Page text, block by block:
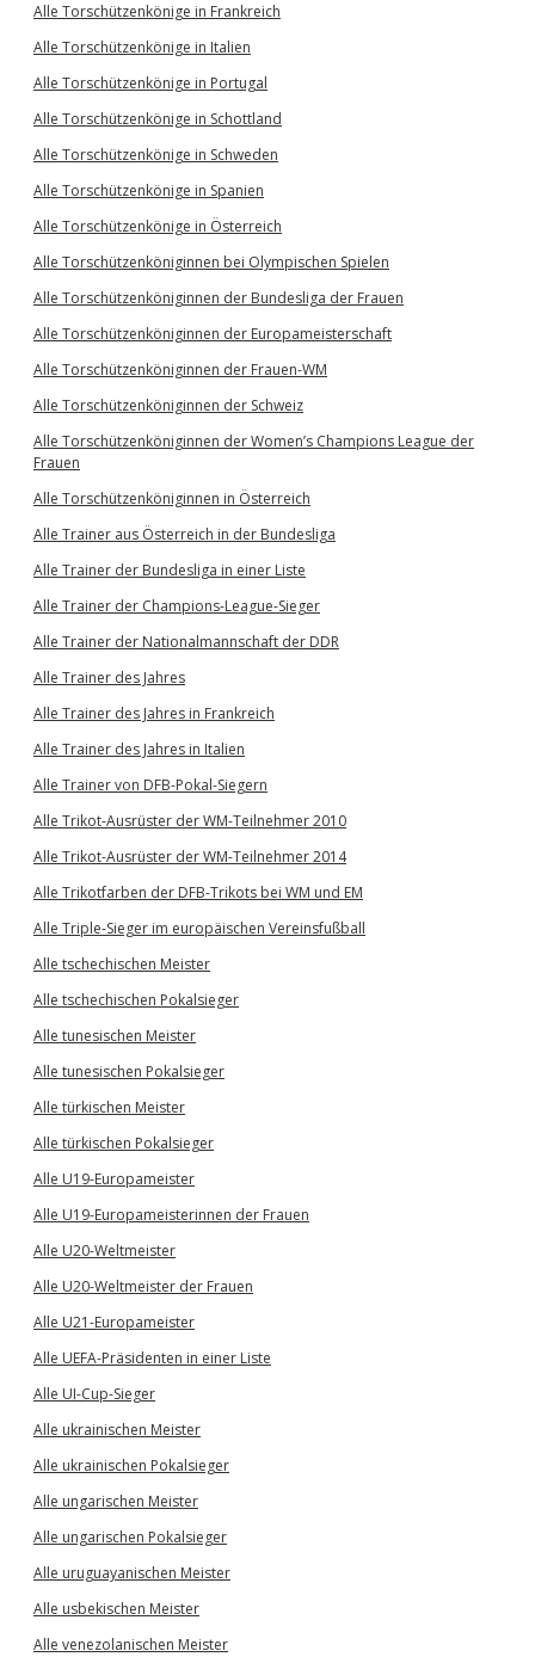
Alle Torschützenkönige in Frankreich
Alle Torschützenkönige in Italien
Alle Torschützenkönige in Portugal
Alle Torschützenkönige in Schottland
Alle Torschützenkönige in Schweden
Alle Torschützenkönige in Spanien
Alle Torschützenkönige in Österreich
Alle Torschützenköniginnen bei Olympischen Spielen
Alle Torschützenköniginnen der Bundesliga der Frauen
Alle Torschützenköniginnen der Europameisterschaft
Alle Torschützenköniginnen der Frauen-WM
Alle Torschützenköniginnen der Schweiz
Alle Torschützenköniginnen der Women’s Champions League der
Frauen
Alle Torschützenköniginnen in Österreich
Alle Trainer aus Österreich in der Bundesliga
Alle Trainer der Bundesliga in einer Liste
Alle Trainer der Champions-League-Sieger
Alle Trainer der Nationalmannschaft der DDR
Alle Trainer des Jahres
Alle Trainer des Jahres in Frankreich
Alle Trainer des Jahres in Italien
Alle Trainer von DFB-Pokal-Siegern
Alle Trikot-Ausrüster der WM-Teilnehmer 2010
Alle Trikot-Ausrüster der WM-Teilnehmer 2014
Alle Trikotfarben der DFB-Trikots bei WM und EM
Alle Triple-Sieger im europäischen Vereinsfußball
Alle tschechischen Meister
Alle tschechischen Pokalsieger
Alle tunesischen Meister
Alle tunesischen Pokalsieger
Alle türkischen Meister
Alle türkischen Pokalsieger
Alle U19-Europameister
Alle U19-Europameisterinnen der Frauen
Alle U20-Weltmeister
Alle U20-Weltmeister der Frauen
Alle U21-Europameister
Alle UEFA-Präsidenten in einer Liste
Alle UI-Cup-Sieger
Alle ukrainischen Meister
Alle ukrainischen Pokalsieger
Alle ungarischen Meister
Alle ungarischen Pokalsieger
Alle uruguayanischen Meister
Alle usbekischen Meister
Alle venezolanischen Meister